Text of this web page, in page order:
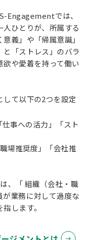
Engagementでは、
人ひとりが、所属する
義」や「帰属意識」
「ストレス」のバラ
や愛着を持って働い
て以下の2つを設定
仕事への活力」「スト
職場推奨度」「会社推
、「 組織（会社・職
業務に対して過度な
します。